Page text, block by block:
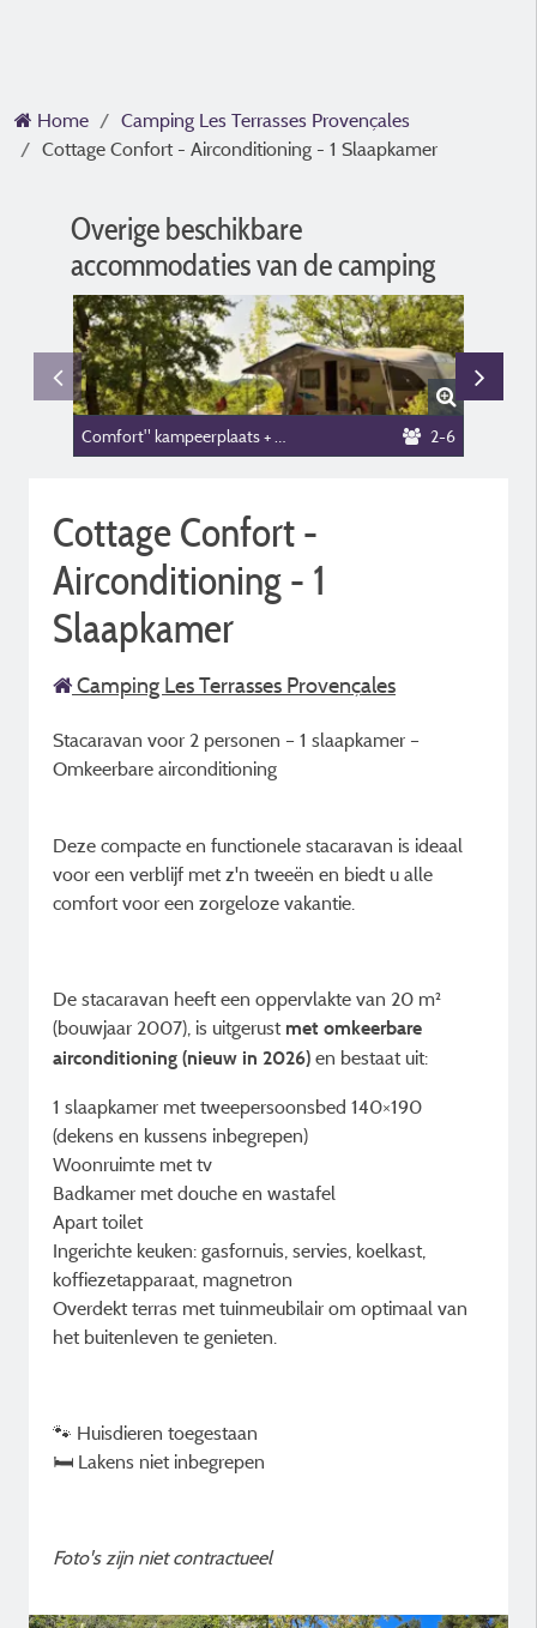
Home
Camping Les Terrasses Provençales
Cottage Confort - Airconditioning - 1 Slaapkamer
Overige beschikbare
accommodaties van de camping
2-6
Cottage Confort -
Airconditioning - 1
Slaapkamer
Camping Les Terrasses Provençales
Stacaravan voor 2 personen – 1 slaapkamer –
Omkeerbare airconditioning
Deze compacte en functionele stacaravan is ideaal
voor een verblijf met z'n tweeën en biedt u alle
comfort voor een zorgeloze vakantie.
De stacaravan heeft een oppervlakte van 20 m²
(bouwjaar 2007), is uitgerust met omkeerbare
airconditioning (nieuw in 2026) en bestaat uit:
1 slaapkamer met tweepersoonsbed 140×190
(dekens en kussens inbegrepen)
Woonruimte met tv
Badkamer met douche en wastafel
Apart toilet
Ingerichte keuken: gasfornuis, servies, koelkast,
koffiezetapparaat, magnetron
Overdekt terras met tuinmeubilair om optimaal van
het buitenleven te genieten.
🐾 Huisdieren toegestaan
🛏 Lakens niet inbegrepen
Foto's zijn niet contractueel